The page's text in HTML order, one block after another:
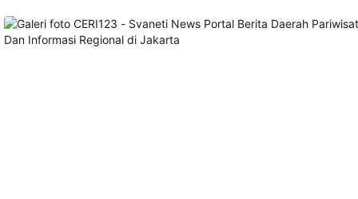
memesan,
semua